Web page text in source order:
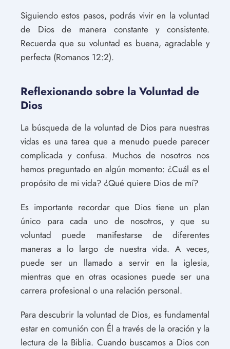
Siguiendo estos pasos, podrás vivir en la voluntad
de Dios de manera constante y consistente.
Recuerda que su voluntad es buena, agradable y
perfecta (Romanos 12:2).
Reflexionando sobre la Voluntad de
Dios
La búsqueda de la voluntad de Dios para nuestras
vidas es una tarea que a menudo puede parecer
complicada y confusa. Muchos de nosotros nos
hemos preguntado en algún momento: ¿Cuál es el
propósito de mi vida? ¿Qué quiere Dios de mí?
Es importante recordar que Dios tiene un plan
único para cada uno de nosotros, y que su
voluntad puede manifestarse de diferentes
maneras a lo largo de nuestra vida. A veces,
puede ser un llamado a servir en la iglesia,
mientras que en otras ocasiones puede ser una
carrera profesional o una relación personal.
Para descubrir la voluntad de Dios, es fundamental
estar en comunión con Él a través de la oración y la
lectura de la Biblia. Cuando buscamos a Dios con